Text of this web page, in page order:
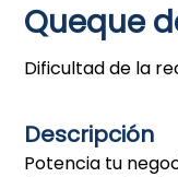
Queque
Dificultad de la
Descripción
Potencia tu